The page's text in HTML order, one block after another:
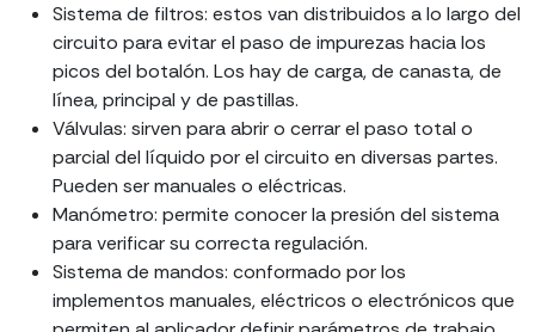
Sistema de filtros: estos van distribuidos a lo largo del
circuito para evitar el paso de impurezas hacia los
picos del botalón. Los hay de carga, de canasta, de
línea, principal y de pastillas.
Válvulas: sirven para abrir o cerrar el paso total o
parcial del líquido por el circuito en diversas partes.
Pueden ser manuales o eléctricas.
Manómetro: permite conocer la presión del sistema
para verificar su correcta regulación.
Sistema de mandos: conformado por los
implementos manuales, eléctricos o electrónicos que